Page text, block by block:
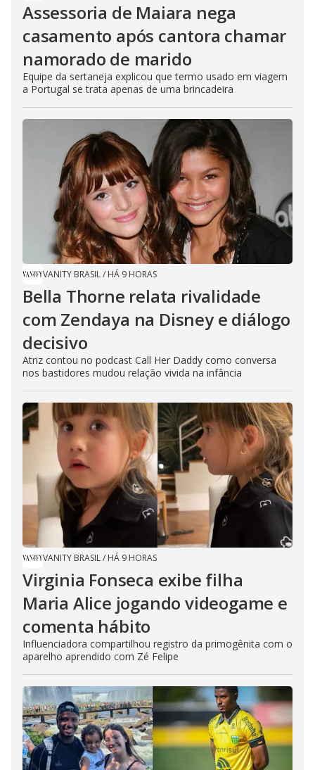
Assessoria de Maiara nega
casamento após cantora chamar
namorado de marido
Equipe da sertaneja explicou que termo usado em viagem
a Portugal se trata apenas de uma brincadeira
VANITY BRASIL/ HÁ 9 HORAS
Bella Thorne relata rivalidade
com Zendaya na Disney e diálogo
decisivo
Atriz contou no podcast Call Her Daddy como conversa
nos bastidores mudou relação vivida na infância
VANITY BRASIL/ HÁ 9 HORAS
Virginia Fonseca exibe filha
Maria Alice jogando videogame e
comenta hábito
Influenciadora compartilhou registro da primogênita com o
aparelho aprendido com Zé Felipe